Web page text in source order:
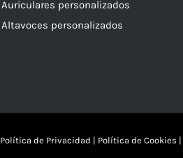
Auriculares personalizados
Altavoces personalizados
Política de Privacidad | Política de Cookies |